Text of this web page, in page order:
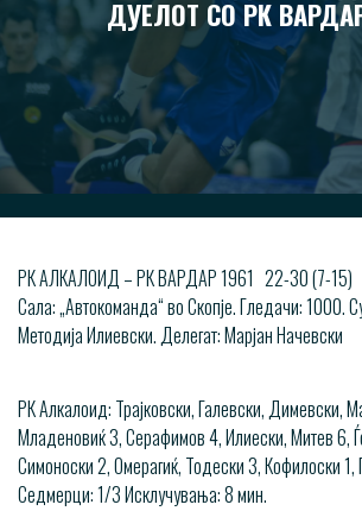
ДУЕЛОТ СО РК
РК АЛКАЛОИД – РК ВАРДАР 1961 22-30 (7-15)
Сала: „Автокоманда“ во Скопје. Гледачи: 1000.
Методија Илиевски. Делегат: Марјан Начевски
РК Алкалоид: Трајковски, Галевски, Димевски,
Младеновиќ 3, Серафимов 4, Илиески, Митев 6,
Симоноски 2, Омерагиќ, Тодески 3, Кофилоски 1,
Седмерци: 1/3 Исклучувања: 8 мин.